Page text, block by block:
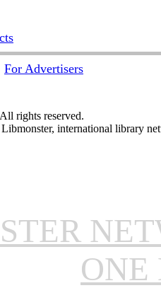
For Advertisers
rights reserved.
international library
ONE